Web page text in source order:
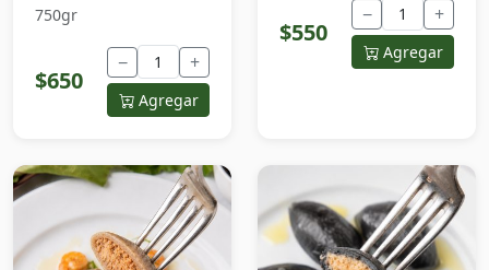
750gr
$650
− +
Agregar
$550
− +
Agregar